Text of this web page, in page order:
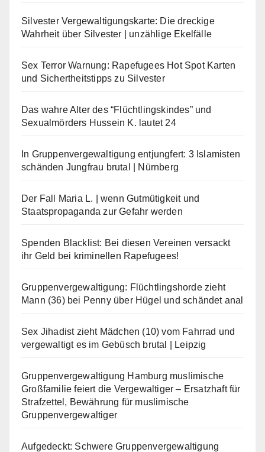
Silvester Vergewaltigungskarte: Die dreckige
Wahrheit über Silvester | unzählige Ekelfälle
Sex Terror Warnung: Rapefugees Hot Spot Karten
und Sichertheitstipps zu Silvester
Das wahre Alter des “Flüchtlingskindes” und
Sexualmörders Hussein K. lautet 24
In Gruppenvergewaltigung entjungfert: 3 Islamisten
schänden Jungfrau brutal | Nürnberg
Der Fall Maria L. | wenn Gutmütigkeit und
Staatspropaganda zur Gefahr werden
Spenden Blacklist: Bei diesen Vereinen versackt
ihr Geld bei kriminellen Rapefugees!
Gruppenvergewaltigung: Flüchtlingshorde zieht
Mann (36) bei Penny über Hügel und schändet anal
Sex Jihadist zieht Mädchen (10) vom Fahrrad und
vergewaltigt es im Gebüsch brutal | Leipzig
Gruppenvergewaltigung Hamburg muslimische
Großfamilie feiert die Vergewaltiger – Ersatzhaft für
Strafzettel, Bewährung für muslimische
Gruppenvergewaltiger
Aufgedeckt: Schwere Gruppenvergewaltigung